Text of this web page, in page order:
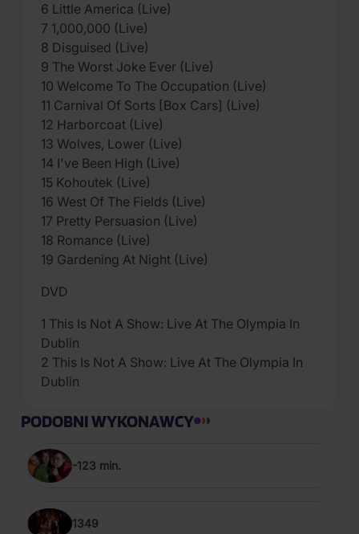
6 Little America (Live)
7 1,000,000 (Live)
8 Disguised (Live)
9 The Worst Joke Ever (Live)
10 Welcome To The Occupation (Live)
11 Carnival Of Sorts [Box Cars] (Live)
12 Harborcoat (Live)
13 Wolves, Lower (Live)
14 I've Been High (Live)
15 Kohoutek (Live)
16 West Of The Fields (Live)
17 Pretty Persuasion (Live)
18 Romance (Live)
19 Gardening At Night (Live)
DVD
1 This Is Not A Show: Live At The Olympia In
Dublin
2 This Is Not A Show: Live At The Olympia In
Dublin
PODOBNI WYKONAWCY
-123 min.
1349